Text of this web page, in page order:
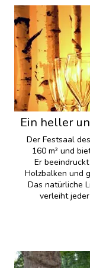
Ein heller
Der Festsaal
160 m² und
Er
Holzbalken und
Das natürliche
verleiht